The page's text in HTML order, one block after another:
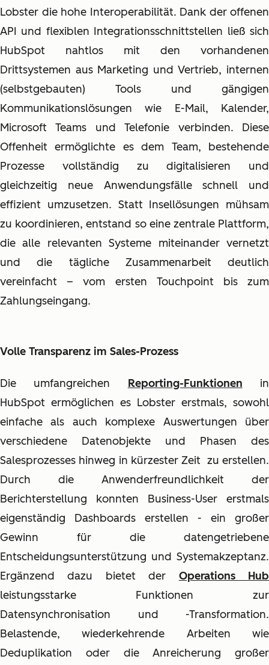
Lobster die hohe Interoperabilität. Dank der offenen
API und flexiblen Integrationsschnittstellen ließ sich
HubSpot nahtlos mit den vorhandenen
Drittsystemen aus Marketing und Vertrieb, internen
(selbstgebauten) Tools und gängigen
Kommunikationslösungen wie E-Mail, Kalender,
Microsoft Teams und Telefonie verbinden. Diese
Offenheit ermöglichte es dem Team, bestehende
Prozesse vollständig zu digitalisieren und
gleichzeitig neue Anwendungsfälle schnell und
effizient umzusetzen. Statt Insellösungen mühsam
zu koordinieren, entstand so eine zentrale Plattform,
die alle relevanten Systeme miteinander vernetzt
und die tägliche Zusammenarbeit deutlich
vereinfacht – vom ersten Touchpoint bis zum
Zahlungseingang.
Volle Transparenz im Sales-Prozess
Die umfangreichen Reporting-Funktionen in
HubSpot ermöglichen es Lobster erstmals, sowohl
einfache als auch komplexe Auswertungen über
verschiedene Datenobjekte und Phasen des
Salesprozesses hinweg in kürzester Zeit zu erstellen.
Durch die Anwenderfreundlichkeit der
Berichterstellung konnten Business-User erstmals
eigenständig Dashboards erstellen - ein großer
Gewinn für die datengetriebene
Entscheidungsunterstützung und Systemakzeptanz.
Ergänzend dazu bietet der Operations Hub
leistungsstarke Funktionen zur
Datensynchronisation und -Transformation.
Belastende, wiederkehrende Arbeiten wie
Deduplikation oder die Anreicherung großer